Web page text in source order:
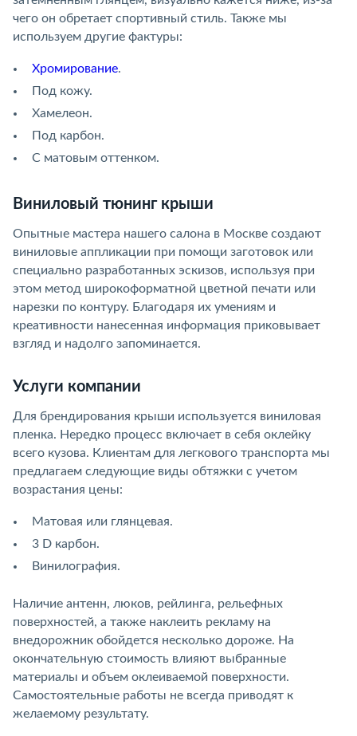
чего он обретает спортивный стиль. Также мы
используем другие фактуры:
Хромирование.
Под кожу.
Хамелеон.
Под карбон.
С матовым оттенком.
Виниловый тюнинг крыши
Опытные мастера нашего салона в Москве создают
виниловые аппликации при помощи заготовок или
специально разработанных эскизов, используя при
этом метод широкоформатной цветной печати или
нарезки по контуру. Благодаря их умениям и
креативности нанесенная информация приковывает
взгляд и надолго запоминается.
Услуги компании
Для брендирования крыши используется виниловая
пленка. Нередко процесс включает в себя оклейку
всего кузова. Клиентам для легкового транспорта мы
предлагаем следующие виды обтяжки с учетом
возрастания цены:
Матовая или глянцевая.
3 D карбон.
Винилография.
Наличие антенн, люков, рейлинга, рельефных
поверхностей, а также наклеить рекламу на
внедорожник обойдется несколько дороже. На
окончательную стоимость влияют выбранные
материалы и объем оклеиваемой поверхности.
Самостоятельные работы не всегда приводят к
желаемому результату.